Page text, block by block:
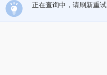
正在查询中，请刷新重试